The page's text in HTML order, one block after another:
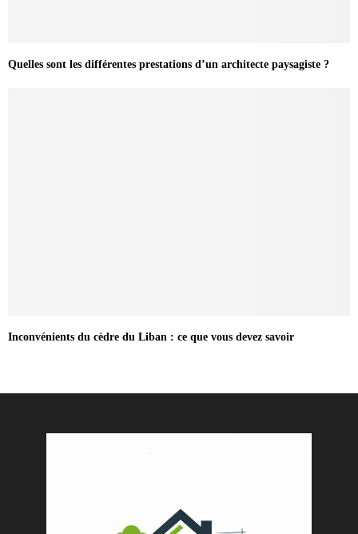
Quelles sont les différentes prestations d’un architecte paysagiste ?
Inconvénients du cèdre du Liban : ce que vous devez savoir